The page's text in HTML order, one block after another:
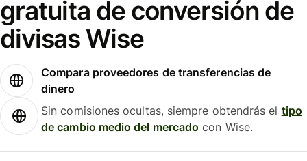
gratuita de conversión de
divisas Wise
Compara proveedores de transferencias de
dinero
Sin comisiones ocultas, siempre obtendrás el tipo
de cambio medio del mercado con Wise.